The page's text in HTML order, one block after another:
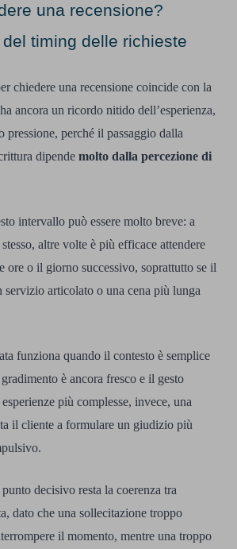
una recensione?
del timing delle richieste
chiedere una recensione coincide con la
ancora un ricordo nitido dell’esperienza,
pressione, perché il passaggio dalla
dipende molto dalla percezione di
intervallo può essere molto breve: a
altre volte è più efficace attendere
ore o il giorno successivo, soprattutto se il
servizio articolato o una cena più lunga
funziona quando il contesto è semplice
è ancora fresco e il gesto
più complesse, invece, una
il cliente a formulare un giudizio più
decisivo resta la coerenza tra
dato che una sollecitazione troppo
il momento, mentre una troppo